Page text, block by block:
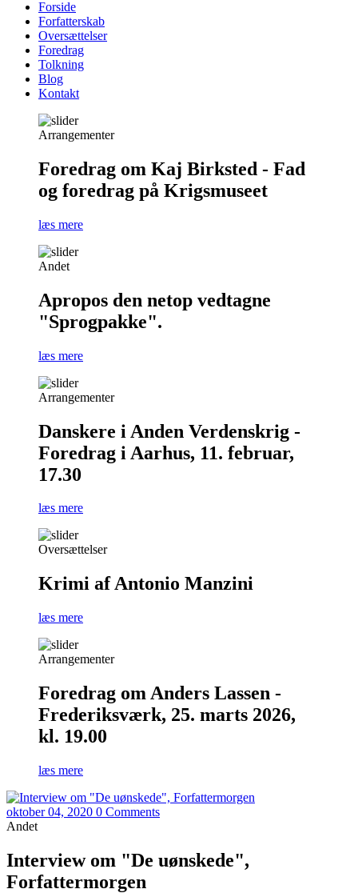
Primær
navigation
Forside
Forfatterskab
Oversættelser
Foredrag
Tolkning
Blog
Kontakt
Arrangementer
Foredrag om Kaj Birksted - Fad
og foredrag på Krigsmuseet
læs mere
Andet
Apropos den netop vedtagne
"Sprogpakke".
læs mere
Arrangementer
Danskere i Anden Verdenskrig -
Foredrag i Aarhus, 11. februar,
17.30
læs mere
Oversættelser
Krimi af Antonio Manzini
læs mere
Arrangementer
Foredrag om Anders Lassen -
Frederiksværk, 25. marts 2026,
kl. 19.00
læs mere
oktober 04, 2020 0 Comments
Andet
Interview om "De uønskede",
Forfattermorgen